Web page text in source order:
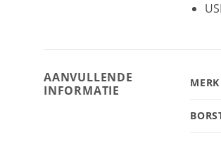
AANVULLENDE
INFORMATIE
MERK